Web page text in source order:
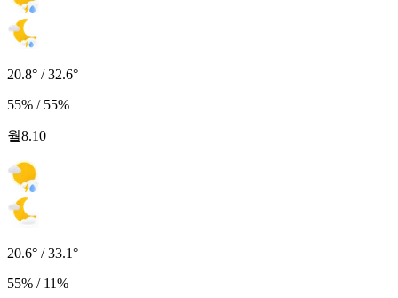
20.8° / 32.6°
55% / 55%
월8.10
20.6° / 33.1°
55% / 11%